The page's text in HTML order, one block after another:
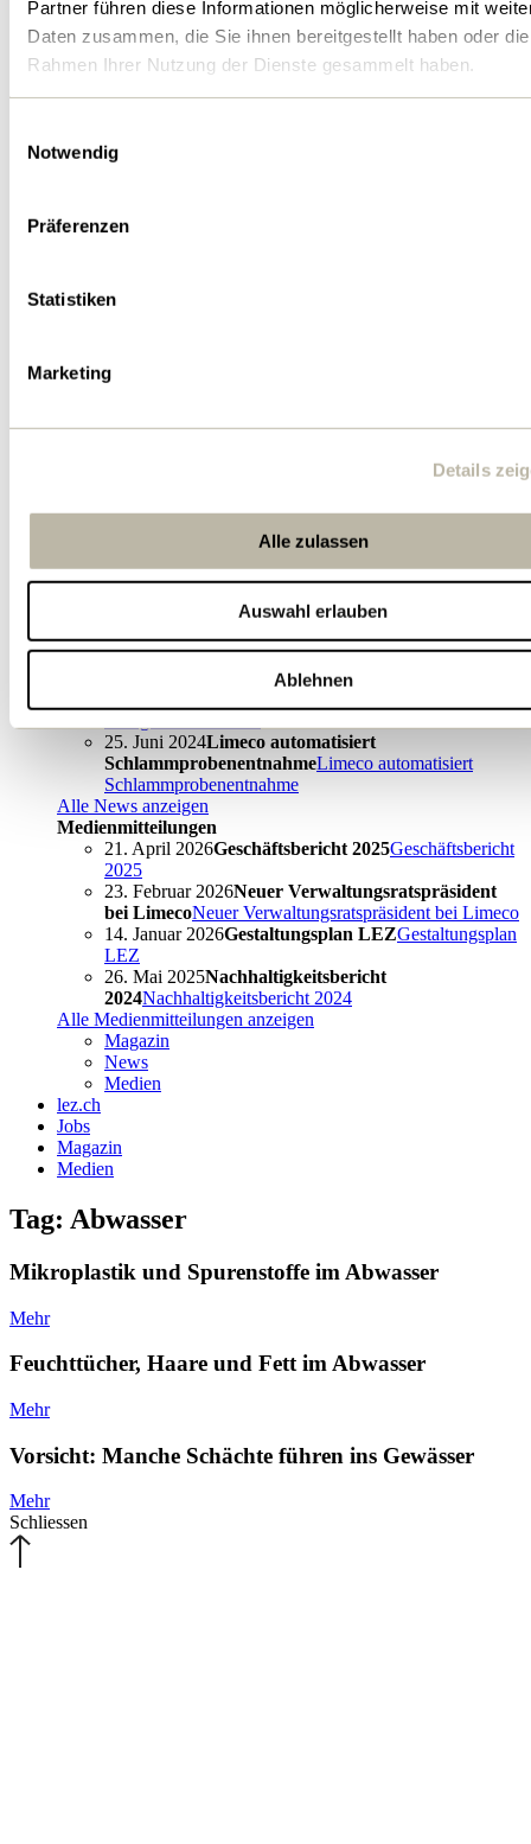
Partner führen diese Informationen möglicherweise mit
Daten zusammen, die Sie ihnen bereitgestellt haben oder
Rahmen Ihrer Nutzung der Dienste gesammelt haben.
Notwendig
Präferenzen
Statistiken
Marketing
Details
Alle zulassen
Auswahl erlauben
Ablehnen
Abwasser
Feuchttücher, Haare und Fett im Abwasser
Gemeinsam für klimaangepasste
SiedlungsentwicklungEin Reallabor fürs Limmattal:
Neu bei Limeco: Geführte Rundgänge
für SchulklassenNeu bei Limeco: Geführte
Rundgänge für Schulklassen
Wie sieht das Limmattaler
25. Juni 2024Limeco automatisiert
SchlammprobenentnahmeLimeco automatisiert
Schlammprobenentnahme
Alle News anzeigen
Medienmitteilungen
21. April 2026Geschäftsbericht 2025Geschäftsbericht
2025
23. Februar 2026Neuer Verwaltungsratspräsident
bei LimecoNeuer Verwaltungsratspräsident bei Limeco
14. Januar 2026Gestaltungsplan LEZGestaltungsplan
LEZ
26. Mai 2025Nachhaltigkeitsbericht
2024Nachhaltigkeitsbericht 2024
Alle Medienmitteilungen anzeigen
Magazin
News
Medien
lez.ch
Jobs
Magazin
Medien
Tag: Abwasser
Mikroplastik und Spurenstoffe im Abwasser
Mehr
Feuchttücher, Haare und Fett im Abwasser
Mehr
Vorsicht: Manche Schächte führen ins Gewässer
Mehr
Schliessen